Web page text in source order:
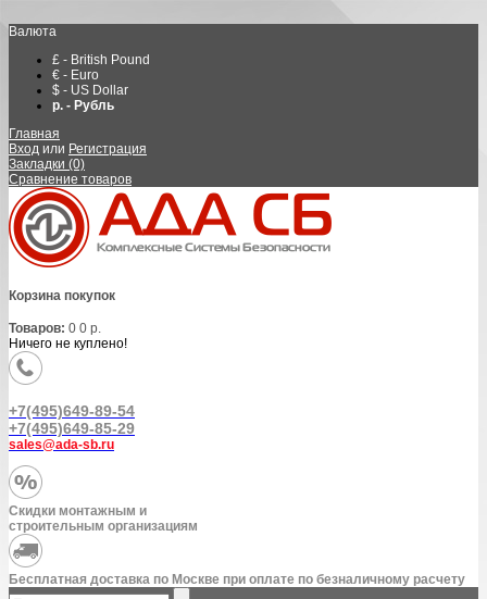
Валюта
£ - British Pound
€ - Euro
$ - US Dollar
р. - Рубль
Главная
Вход или Регистрация
Закладки (0)
Сравнение товаров
Корзина покупок
Товаров: 0 0 р.
Ничего не куплено!
+7(495)649-89-54
+7(495)649-85-29
sales@ada-sb.ru
Скидки монтажным и
строительным организациям
Бесплатная доставка по Москве при оплате по безналичному расчету